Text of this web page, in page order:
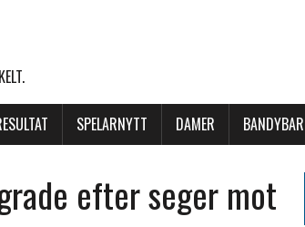
SPELARNYTT DAMER
efter seger mot